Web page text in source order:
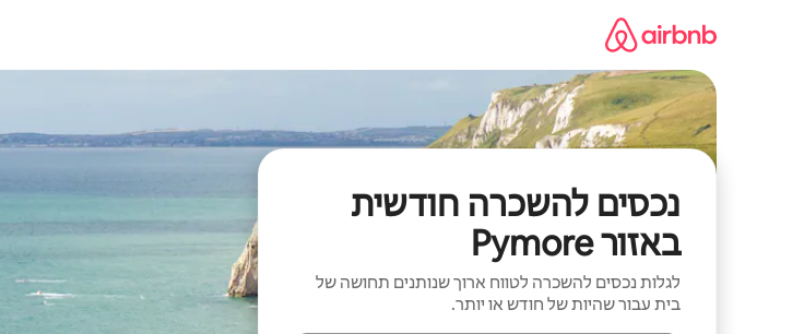
נכסים להשכרה חודשית
באזור Pymore
לגלות נכסים להשכרה לטווח ארוך שנותנים תחושה של
בית עבור שהיות של חודש או יותר.